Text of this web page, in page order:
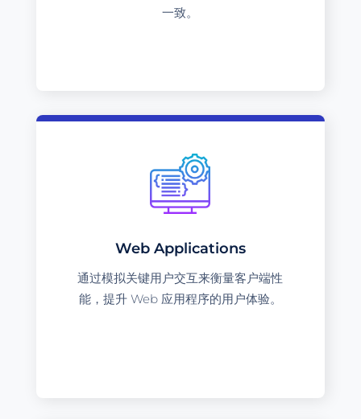
一致。
Web Applications
通过模拟关键用户交互来衡量客户端性
能，提升 Web 应用程序的用户体验。